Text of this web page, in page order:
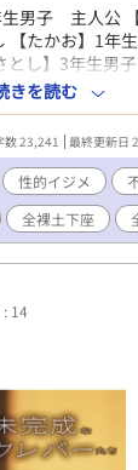
生男子 主人公
【たかお】1年
し】3年生男
の他脇役】クラ
る荒れた学校の
きを読む
数 23,241 最終更新日
性的イジメ
全裸土下座
14